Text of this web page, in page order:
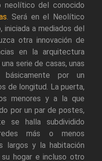
neolítico del conocido
. Será en el Neolítico
a mediados del
otra innovación de
en la arquitectura
serie de casas, unas
por un
de longitud. La puerta,
menores y a la que
por un par de postes,
se halla subdividido
más o menos
largos y la habitación
hogar e incluso otro